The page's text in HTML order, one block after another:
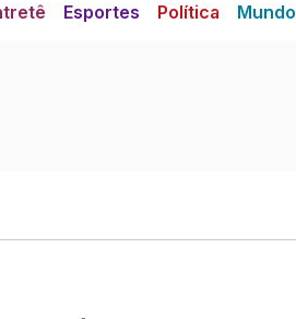
Esportes Política Mundo